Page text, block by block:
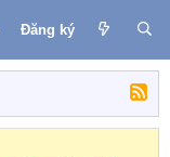
Đăng ký